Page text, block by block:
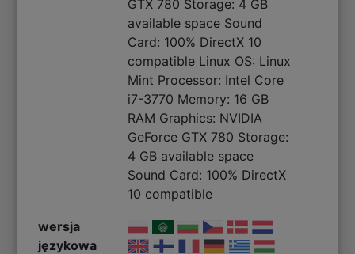
GTX 780 Storage: 4 GB
available space Sound
Card: 100% DirectX 10
compatible Linux OS: Linux
Mint Processor: Intel Core
i7-3770 Memory: 16 GB
RAM Graphics: NVIDIA
GeForce GTX 780 Storage:
4 GB available space
Sound Card: 100% DirectX
10 compatible
wersja
językowa